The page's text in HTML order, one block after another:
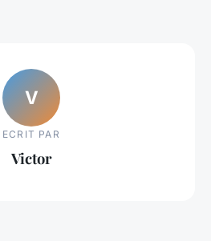
V
ECRIT PAR
Victor